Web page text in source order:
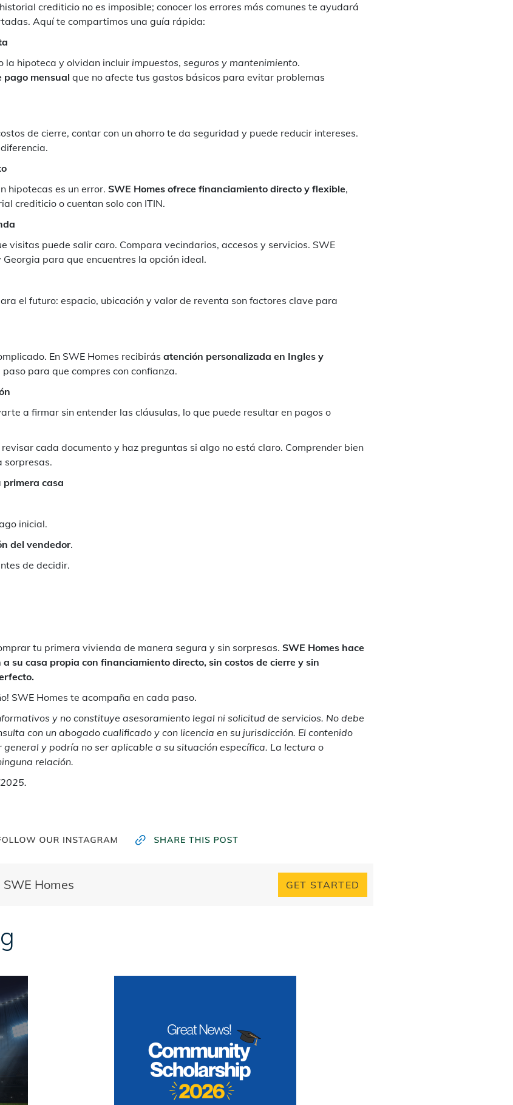
crediticio no es imposible; conocer los errores más comunes te ayudará
Aquí te compartimos una guía rápida:
la hipoteca y olvidan incluir impuestos, seguros y mantenimiento.
pago mensual que no afecte tus gastos básicos para evitar problemas
de cierre, contar con un ahorro te da seguridad y puede reducir intereses.
hipotecas es un error. SWE Homes ofrece financiamiento directo y flexible,
crediticio o cuentan solo con ITIN.
visitas puede salir caro. Compara vecindarios, accesos y servicios. SWE
para que encuentres la opción ideal.
el futuro: espacio, ubicación y valor de reventa son factores clave para
En SWE Homes recibirás atención personalizada en Ingles y
para que compres con confianza.
a firmar sin entender las cláusulas, lo que puede resultar en pagos o
cada documento y haz preguntas si algo no está claro. Comprender bien
sorpresas.
primera casa
inicial.
del vendedor.
de decidir.
tu primera vivienda de manera segura y sin sorpresas. SWE Homes hace
su casa propia con financiamiento directo, sin costos de cierre y sin
SWE Homes te acompaña en cada paso.
y no constituye asesoramiento legal ni solicitud de servicios. No debe
con un abogado cualificado y con licencia en su jurisdicción. El contenido
y podría no ser aplicable a su situación específica. La lectura o
relación.
Homes GET STARTED